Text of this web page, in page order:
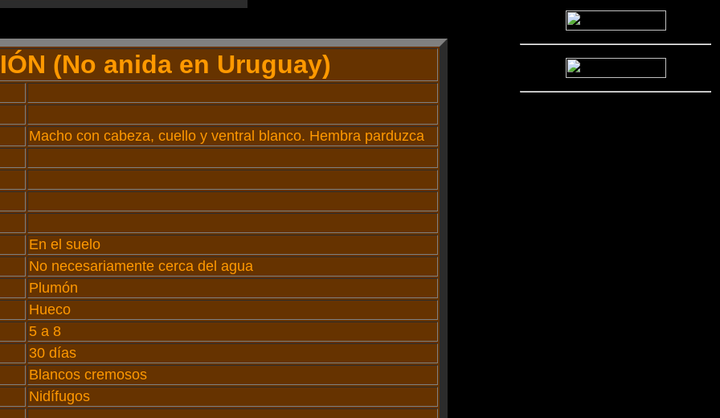
(No anida en Uruguay)
Macho con cabeza, cuello y ventral blanco. Hembra parduzca
En el suelo
No necesariamente cerca del agua
Plumón
Hueco
5 a 8
30 días
Blancos cremosos
Nidífugos